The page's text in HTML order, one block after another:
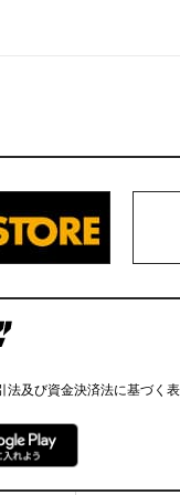
法及び資金決済法に基づく